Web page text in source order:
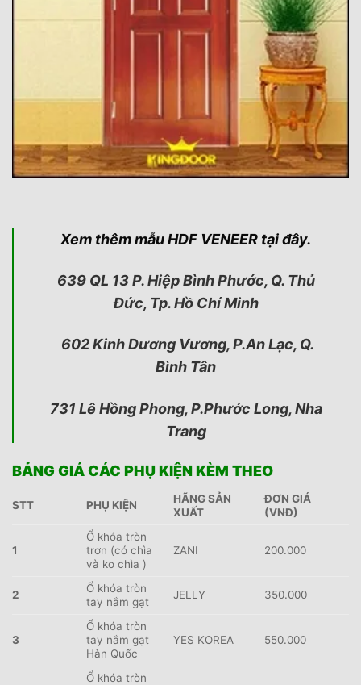
Xem thêm mẫu HDF VENEER tại đây.
639 QL 13 P. Hiệp Bình Phước, Q. Thủ
Đức, Tp. Hồ Chí Minh
602 Kinh Dương Vương, P.An Lạc, Q.
Bình Tân
731 Lê Hồng Phong, P.Phước Long, Nha
Trang
BẢNG GIÁ CÁC PHỤ KIỆN KÈM THEO
STT PHỤ KIỆN
HÃNG SẢN
XUẤT
ĐƠN GIÁ
(VNĐ)
1
Ổ khóa tròn
trơn (có chìa
và ko chìa )
ZANI 200.000
2
Ổ khóa tròn
tay nắm gạt
JELLY 350.000
3
Ổ khóa tròn
tay nắm gạt
Hàn Quốc
YES KOREA 550.000
Ổ khóa tròn